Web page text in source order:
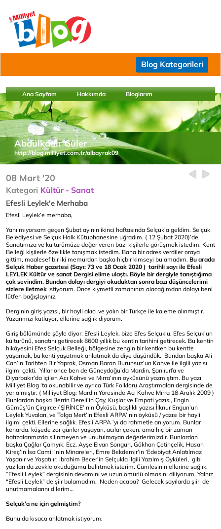
Blog Kategorileri
Ana Sayfam Hakkımda Bloglarım
Abdülkadir Güler
http://blog.milliyet.com.tr/albayrak09
08 Mart '20
Kategori Kültür - Sanat
Efesli Leylek'e Merhaba
Efesli Leylek’e merhaba,
Yanılmıyorsam geçen Şubat ayının ikinci haftasında Selçuk’a geldim. Selçuk
Belediyesi ve Selçuk Halk Kütüphanesine uğradım. ( 12 Şubat 2020)’de.
Sanatımıza ve kültürümüze değer veren bazı kişilerle görüşmek istedim. Kent
Belleği kişilerle özellikle tanışmak istedim. Bana bir adres verdiler oraya
gittim, maalesef bir iki memurdan başka hiçbir kimseyi bulamadım. Bu arada
Selçuk Haber gazetesi (Sayı: 73 ve 18 Ocak 2020 ) tarihli sayı ile Efesli
LEYLEK Kültür ve sanat Dergisi elime ulaştı. Böyle bir dergiyle tanıştığıma
çok sevindim. Bundan dolayı dergiyi okuduktan sonra bazı düşüncelerimi
sizlere iletmek istiyorum. Önce kıymetli zamanınızı alacağımdan dolayı beni
lütfen bağışlayınız.
Derginin giriş yazısı, bir hayli akıcı ve yalın bir Türkçe ile kaleme alınmıştır.
Yazarımızı kutluyor, ellerine sağlık diyorum.
Giriş bölümünde şöyle diyor: Efesli Leylek, bize Efes Selçuklu, Efes Selçuk’un
kültürünü, sanatını getirecek 8600 yıllık bu kentin tarihini getirecek. Bu kentin
hikâyesini Efes Selçuk Belleği, bölgesine zengin bir kentken bu kentte
yaşamak, bu kenti yaşatmak anlatmak da diye düşündük. Bundan başka Ali
Can’ın Tarihten Bir Yaprak, Osman Baran Burunsuz’un Kahve ile ilgili yazısı
ilgimi çekti. Yıllar önce ben de Güneydoğu’da Mardin, Şanlıurfa ve
Diyarbakır’da içilen Acı Kahve ve Mırra’ının öyküsünü yazmıştım. Bu yazı
Milliyet Blog ‘ta okunabilir ve ayrıca Türk Folkloru Araştırmaları dergisinde de
yer almıştır. ( Milliyet Blog: Mardin Yöresinde Acı Kahve Mırra 18 Aralık 2009 )
Bunlardan başka Berrin Dereli’in Çay, Kuşlar ve Empati yazısı, Engin
Gümüş’ün Çirgirce / ŞİRİNCE’ nin Öyküsü, başlıklı yazısı İlknur Engun’un
Leylek Yuvaları, ve Tolga Mert’in Efesli ARPA’ nın öyküsü / yazısı bir hayli
ilgimi çekti. Ellerine sağlık. Efesli ARPA ’yı da rahmetle anıyorum. Bunlar
kenarda, köşede zor günler yaşayan, acılar çeken, ama hiç bir zaman
hafızalarımızda silinmeyen ve unutulmayan değerlerimizdir. Bunlardan
başka Çağlar Çamyık, Ecz. Ayşe Elvan Songun, Gökhan Çetinçelik, Hasan
Kireç’in İsa Camii ‘nin Minareleri, Emre Bekdemir’in ‘Edebiyat Anlatılmaz
Yaşanır ve Yaşatılır, İbrahim Becer’in Selçukla ilgili Yazılmış Öyküleri, gibi
yazıları da zevkle okuduğumu belirtmek isterim. Cümlesinin ellerine sağlık.
“Efesli Leylek” dergisinin devamını ve uzun ömürlü olmasını diliyorum. Yalnız
“Efesli Leylek” de şiir bulamadım. Neden acaba? Gelecek sayılarda şiiri de
unutmamalarını dilerim…
Selçuk’a ne için gelmiştim?
Bunu da kısaca anlatmak istiyorum: